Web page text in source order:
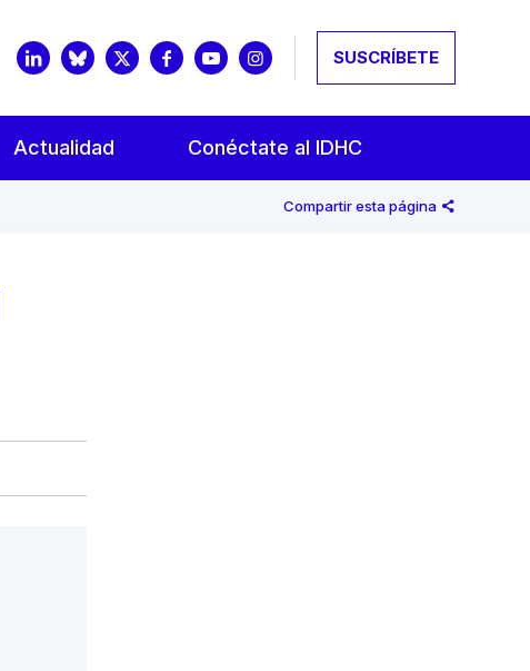
SUSCRÍBETE
Actualidad Conéctate al IDHC
Compartir esta página